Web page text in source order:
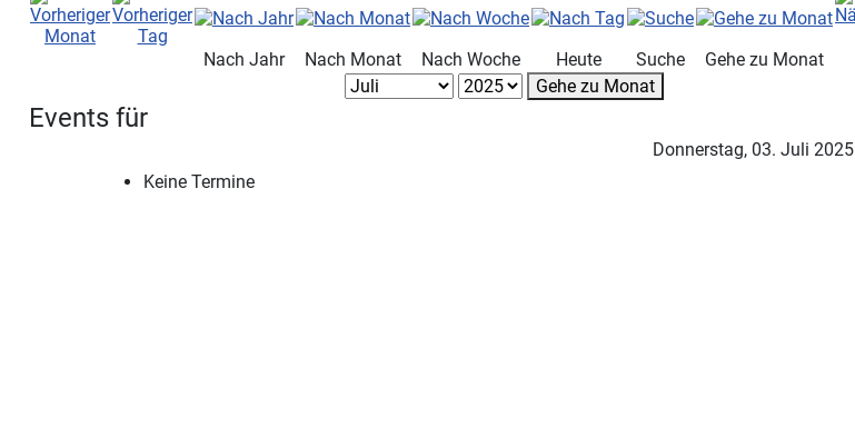
Nach Jahr Nach Monat Nach Woche Heute Suche
Gehe zu Monat
Gehe zu Monat
Events für
Donnerstag, 03. Juli 2025
Keine Termine